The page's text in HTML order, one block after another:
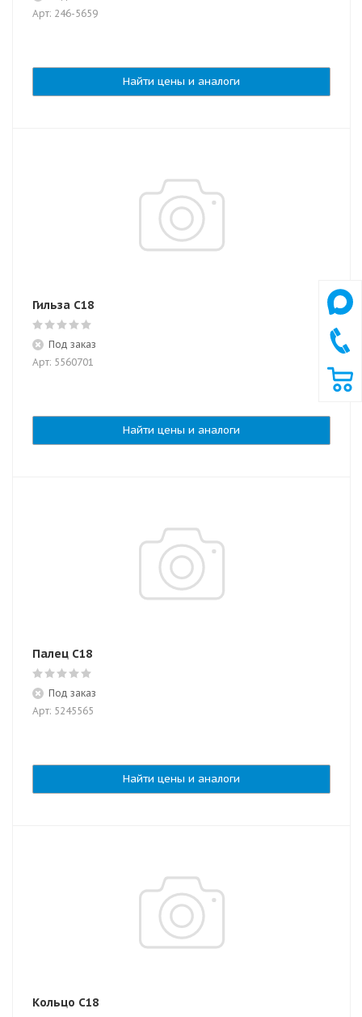
Арт: 246-5659
Найти цены и аналоги
Гильза C18
Под заказ
Арт: 5560701
Найти цены и аналоги
Палец C18
Под заказ
Арт: 5245565
Найти цены и аналоги
Кольцо C18